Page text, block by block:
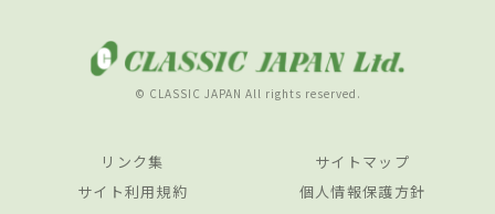
© CLASSIC JAPAN All rights reserved.
リンク集
サイトマップ
サイト利用規約
個人情報保護方針